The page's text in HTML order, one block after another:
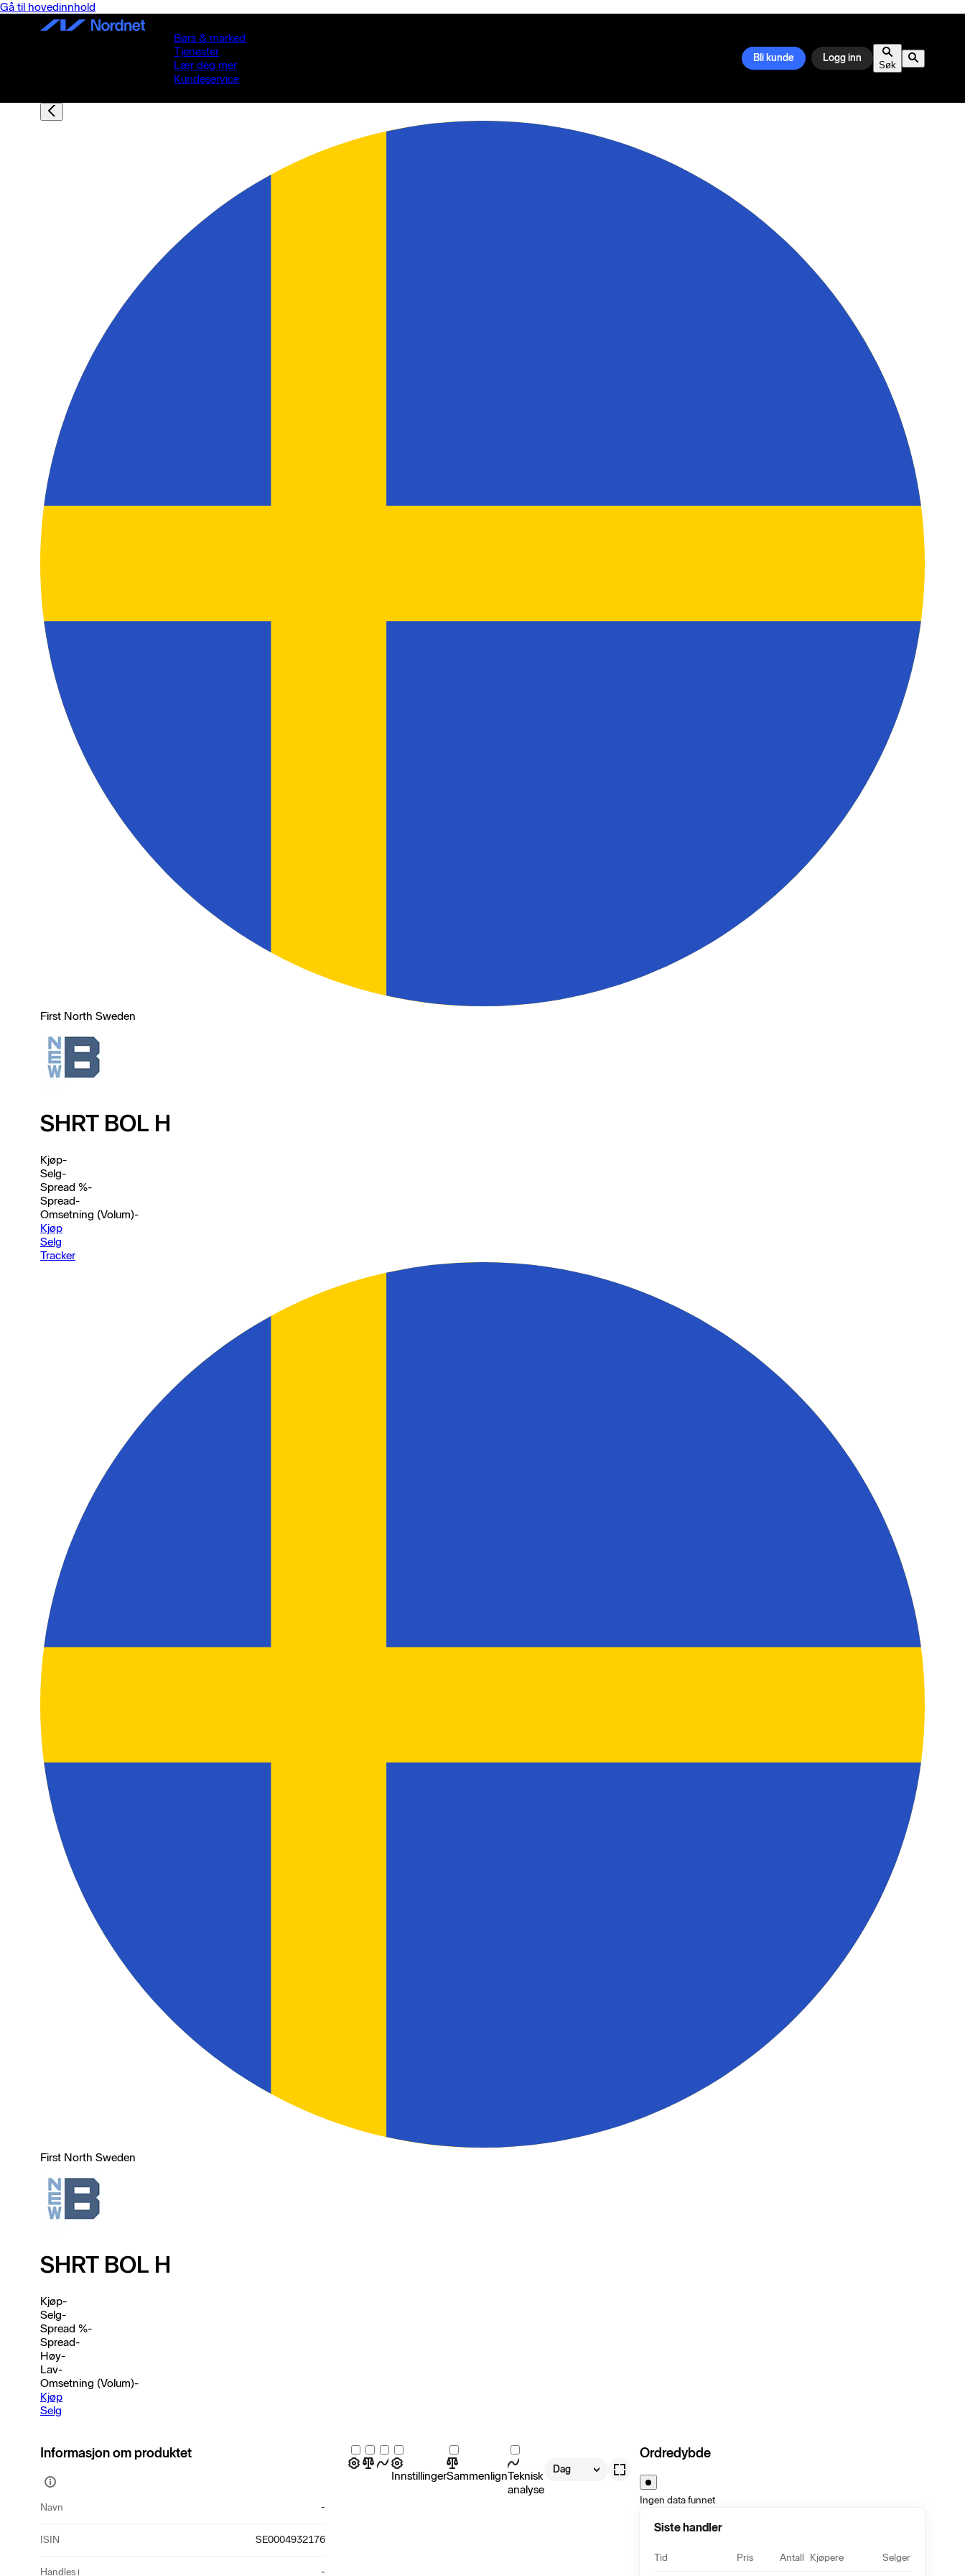
Gå til hovedinnhold
Børs & marked
Tjenester
Lær deg mer
Kundeservice
Bli kunde Logg inn
Søk
First North Sweden
SHRT BOL H
Kjøp-
Selg-
Spread %-
Spread-
Omsetning (Volum)-
Kjøp
Selg
Tracker
First North Sweden
SHRT BOL H
Kjøp-
Selg-
Spread %-
Spread-
Høy-
Lav-
Omsetning (Volum)-
Kjøp
Selg
Informasjon om produktet
Vis
informasjon
Navn -
ISIN SE0004932176
Handles i -
InnstillingerSammenlignTeknisk
analyse
Dag
Ordredybde
Ingen data funnet
Siste handler
Tid Pris Antall Kjøpere Selger